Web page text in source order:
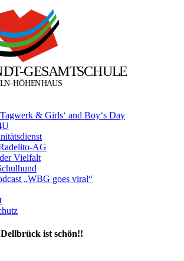
DT-GESAMTSCHULE
LN-HÖHENHAUS
& Girls‘ and Boy‘s Day
AG
Vielfalt
„WBG goes viral“
ist schön!!